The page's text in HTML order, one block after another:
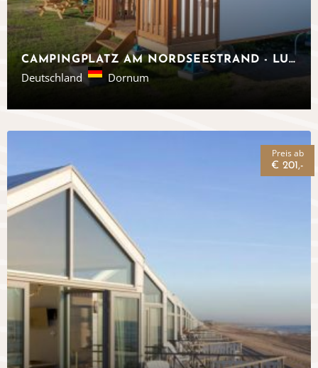
CAMPINGPLATZ AM NORDSEESTRAND - LUXURIÖSE PIPOWAGEN IN OSTFRIESLAND
Deutschland Dornum
Preis ab
€ 201,-